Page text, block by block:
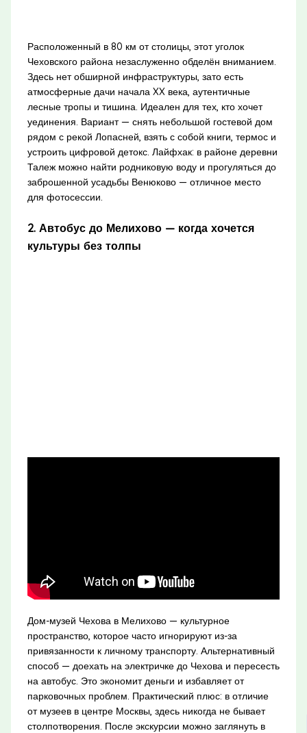
Расположенный в 80 км от столицы, этот уголок
Чеховского района незаслуженно обделён вниманием.
Здесь нет обширной инфраструктуры, зато есть
атмосферные дачи начала XX века, аутентичные
лесные тропы и тишина. Идеален для тех, кто хочет
уединения. Вариант — снять небольшой гостевой дом
рядом с рекой Лопасней, взять с собой книги, термос и
устроить цифровой детокс. Лайфхак: в районе деревни
Талеж можно найти родниковую воду и прогуляться до
заброшенной усадьбы Венюково — отличное место
для фотосессии.
2. Автобус до Мелихово — когда хочется
культуры без толпы
Дом-музей Чехова в Мелихово — культурное
пространство, которое часто игнорируют из-за
привязанности к личному транспорту. Альтернативный
способ — доехать на электричке до Чехова и пересесть
на автобус. Это экономит деньги и избавляет от
парковочных проблем. Практический плюс: в отличие
от музеев в центре Москвы, здесь никогда не бывает
столпотворения. После экскурсии можно заглянуть в